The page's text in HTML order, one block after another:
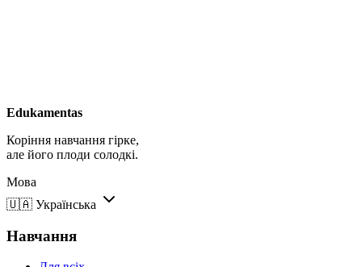
Edukamentas
Коріння навчання гірке,
але його плоди солодкі.
Мова
🇺🇦 Українська
Навчання